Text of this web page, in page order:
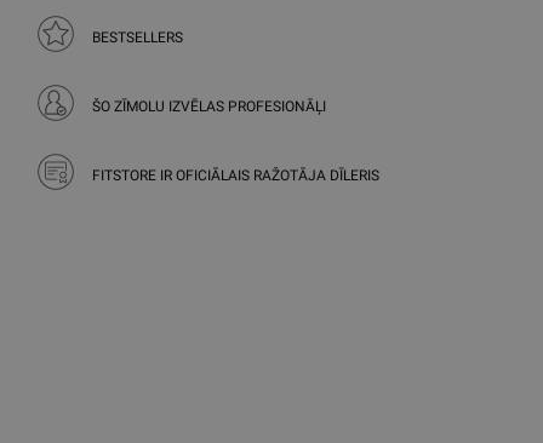
BESTSELLERS
ŠO ZĪMOLU IZVĒLAS PROFESIONĀĻI
FITSTORE IR OFICIĀLAIS RAŽOTĀJA DĪLERIS